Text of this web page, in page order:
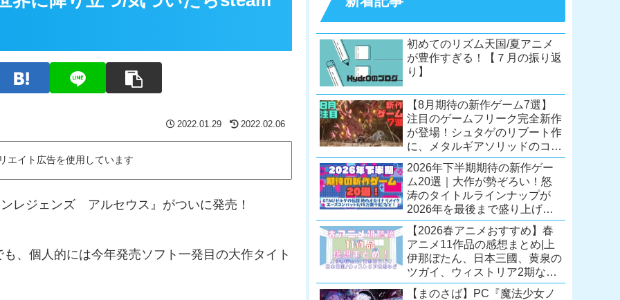
2022.01.29 2022.02.06
エイト広告を使用しています
レジェンズ アルセウス』がついに発売！
、個人的には今年発売ソフト一発目の大作タイト
初めてのリズム天国/夏アニメ
が豊作すぎる！【７月の振り返
り】
【8月期待の新作ゲーム7選】
注目のゲームフリーク完全新作
が登場！シュタゲのリブート作
に、メタルギアソリッドのコレ
クション第2弾も。夏休みを盛
り上げるタイトル大集合！
【Switch2/PS5/PC】
2026年下半期期待の新作ゲー
ム20選｜大作が勢ぞろい！怒
涛のタイトルラインナップが
2026年を最後まで盛り上げ
る！【Switch2/PS5/Xbox/PC】
【2026春アニメおすすめ】春
アニメ11作品の感想まとめ|上
伊那ぼたん、日本三國、黄泉の
ツガイ、ウィストリア2期な
ど……レベルの高い作品が多
【まのさば】PC『魔法少女ノ